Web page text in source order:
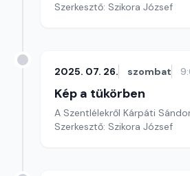
Szerkesztő: Szikora József
2025. 07. 26. szombat
Kép a tükörben
A Szentlélekről Kárpáti
Szerkesztő: Szikora József